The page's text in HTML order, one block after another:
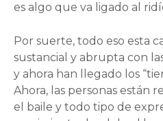
es algo que va ligado al
Por suerte, todo eso esta
sustancial y abrupta con
y ahora han llegado los
Ahora, las personas están
el baile y todo tipo de